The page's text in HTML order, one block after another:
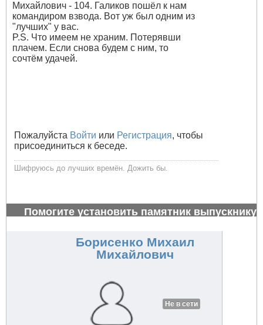
Михайлович - 104. Галиков пошёл к нам
командиром взвода. Вот уж был одним из
"лучших" у вас.
P.S. Что имеем не храним. Потерявши
плачем. Если снова будем с ним, то
сочтём удачей.
Пожалуйста Войти или Регистрация, чтобы
присоединиться к беседе.
Шифруюсь до лучших времён. Дожить бы.
Помогите установить памятник выпускнику
Борисенко Михаил
Михайлович
Не в сети